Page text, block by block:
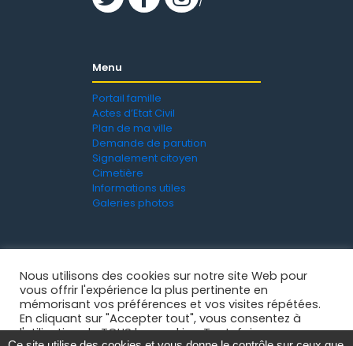
Menu
Portail famille
Actes d’Etat Civil
Plan de ma ville
Demande de parution
Signalement citoyen
Cimetière
Informations utiles
Galeries photos
Nous utilisons des cookies sur notre site Web pour
vous offrir l'expérience la plus pertinente en
mémorisant vos préférences et vos visites répétées.
En cliquant sur "Accepter tout", vous consentez à
l'utilisation de TOUS les cookies. Toutefois, vous